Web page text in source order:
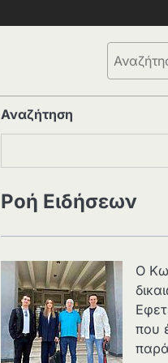
για:
Αναζήτηση
Ροή Ειδήσεων
Ο
που